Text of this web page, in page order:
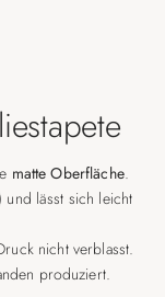
matte Oberfläche.
und lässt sich leicht
nicht verblasst.
produziert.